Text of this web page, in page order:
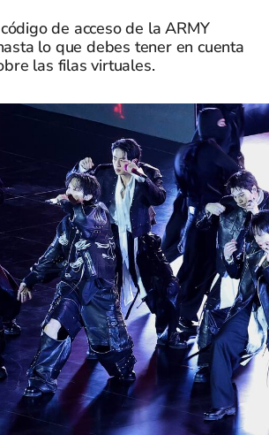
de acceso de la ARMY
lo que debes tener en cuenta
las filas virtuales.